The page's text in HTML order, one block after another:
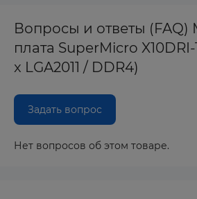
Вопросы и ответы (FAQ)
плата SuperMicro X10DRI-
x LGA2011 / DDR4)
Задать вопрос
Нет вопросов об этом товаре.